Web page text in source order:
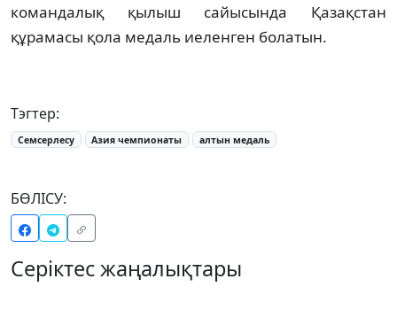
командалық қылыш сайысында Қазақстан
құрамасы қола медаль иеленген болатын.
Тэгтер:
Семсерлесу Азия чемпионаты алтын медаль
БӨЛІСУ:
Серіктес жаңалықтары